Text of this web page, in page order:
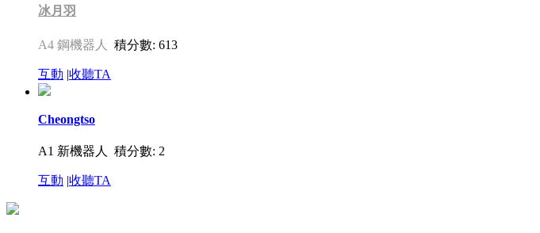
冰月羽
A4 鋼機器人 積分數: 613
互動 |收聽TA
Cheongtso
A1 新機器人 積分數: 2
互動 |收聽TA